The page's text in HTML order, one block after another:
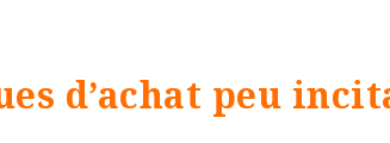
d’achat peu